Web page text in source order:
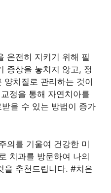
온전히 지키기 위해 필
증상을 놓치지 않고, 정
양치질로 관리하는 것이
정을 통해 자연치아를
을 수 있는 방법이 증가
의를 기울여 건강한 미
치과를 방문하여 나의
을 추천드립니다. #치은